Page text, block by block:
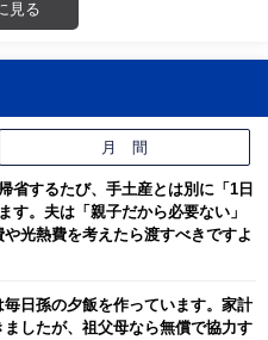
見る
月 間
省するたび、手土産とは別に「1日
す。夫は「親子だから必要ない」
や光熱費を考えたら渡すべきですよ
日孫の夕飯を作っています。家計
したが、祖父母なら無償で協力す